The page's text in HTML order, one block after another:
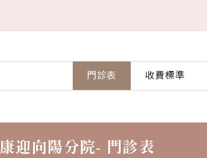
門診表 收費標準
康迎向陽分院- 門診表